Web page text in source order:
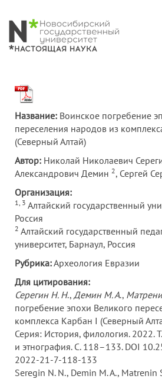
Название: Воинское погребение
переселения народов из
(Северный Алтай)
Автор: Николай Николаевич
Александрович Демин 2, Сергей
Организация:
1, 3 Алтайский государственный
Россия
2 Алтайский государственный
университет, Барнаул, Россия
Рубрика:Археология Евразии
Для цитирования:
Серегин Н. Н., Демин М. А.,
погребение эпохи Великого
комплекса Карбан I (Северный
Серия: История, филология. 2022.
и этнография. С. 118–133. DOI
2022-21-7-118-133
Seregin N. N., Demin M. A., Matrenin